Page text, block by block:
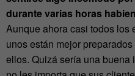
durante varias horas
Aunque ahora casi todos los
unos están mejor
ellos. Quizá sería una